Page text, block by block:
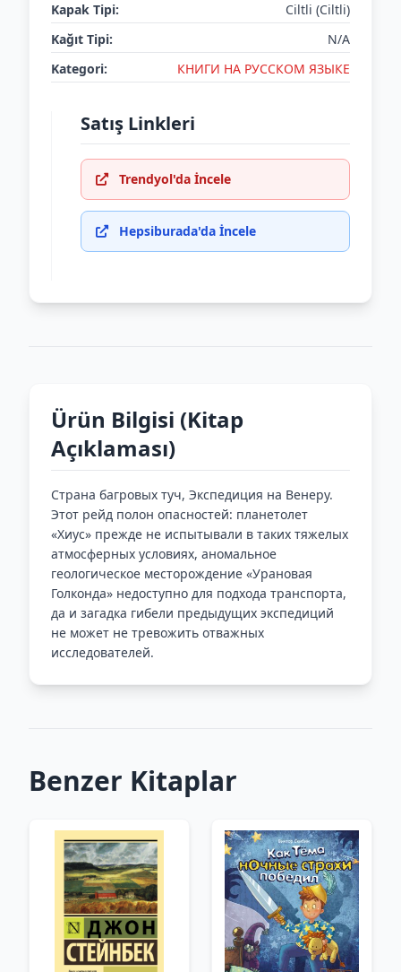
Kapak Tipi:
Ciltli (Ciltli)
Kağıt Tipi:
N/A
Kategori:
КНИГИ НА РУССКОМ ЯЗЫКЕ
Satış Linkleri
Trendyol'da İncele
Hepsiburada'da İncele
Ürün Bilgisi (Kitap
Açıklaması)
Страна багровых туч, Экспедиция на Венеру.
Этот рейд полон опасностей: планетолет
«Хиус» прежде не испытывали в таких тяжелых
атмосферных условиях, аномальное
геологическое месторождение «Урановая
Голконда» недоступно для подхода транспорта,
да и загадка гибели предыдущих экспедиций
не может не тревожить отважных
исследователей.
Benzer Kitaplar